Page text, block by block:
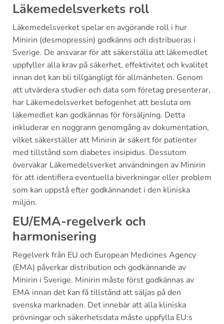
Läkemedelsverkets roll
Läkemedelsverket spelar en avgörande roll i hur
Minirin (desmopressin) godkänns och distribueras i
Sverige. De ansvarar för att säkerställa att läkemedlet
uppfyller alla krav på säkerhet, effektivitet och kvalitet
innan det kan bli tillgängligt för allmänheten. Genom
att utvärdera studier och data som företag presenterar,
har Läkemedelsverket befogenhet att besluta om
läkemedlet kan godkännas för försäljning. Detta
inkluderar en noggrann genomgång av dokumentation,
vilket säkerställer att Minirin är säkert för patienter
med tillstånd som diabetes insipidus. Dessutom
övervakar Läkemedelsverket användningen av Minirin
för att identifiera eventuella biverkningar eller problem
som kan uppstå efter godkännandet i den kliniska
miljön.
EU/EMA-regelverk och
harmonisering
Regelverk från EU och European Medicines Agency
(EMA) påverkar distribution och godkännande av
Minirin i Sverige. Minirin måste först godkännas av
EMA innan det kan få tillstånd att säljas på den
svenska marknaden. Det innebär att alla kliniska
prövningar och säkerhetsdata måste uppfylla EU:s